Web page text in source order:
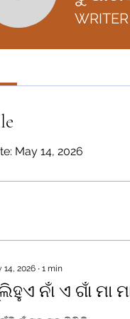
WRITER
May 14, 2026
14, 2026 ∙ 1 min
ନାଁ ଏ ଗାଁ ମା